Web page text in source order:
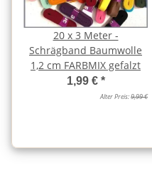
20 x 3 Meter -
Schrägband Baumwolle
1,2 cm FARBMIX gefalzt
1,99 € *
Alter Preis:9,99 €